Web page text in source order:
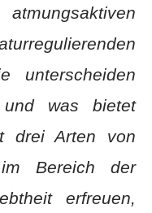
atmungsaktiven
unterscheiden
was bietet
drei Arten von
Bereich der
erfreuen,